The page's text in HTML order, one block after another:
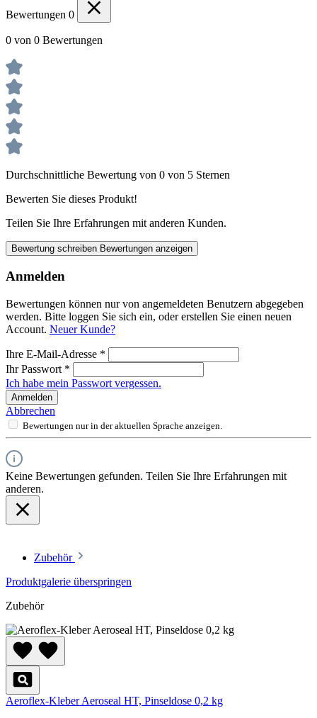
Bewertungen 0
0 von 0 Bewertungen
Durchschnittliche Bewertung von 0 von 5 Sternen
Bewerten Sie dieses Produkt!
Teilen Sie Ihre Erfahrungen mit anderen Kunden.
Bewertung schreiben Bewertungen anzeigen
Anmelden
Bewertungen können nur von angemeldeten Benutzern abgegeben
werden. Bitte loggen Sie sich ein, oder erstellen Sie einen neuen
Account. Neuer Kunde?
Ihre E-Mail-Adresse *
Ihr Passwort *
Ich habe mein Passwort vergessen.
Anmelden
Abbrechen
Bewertungen nur in der aktuellen Sprache anzeigen.
Keine Bewertungen gefunden. Teilen Sie Ihre Erfahrungen mit
anderen.
Zubehör
Produktgalerie überspringen
Zubehör
Aeroflex-Kleber Aeroseal HT, Pinseldose 0,2 kg